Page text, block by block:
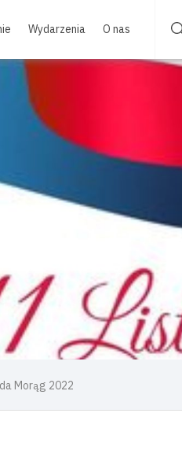
Wydarzenia O nas
Morąg 2022